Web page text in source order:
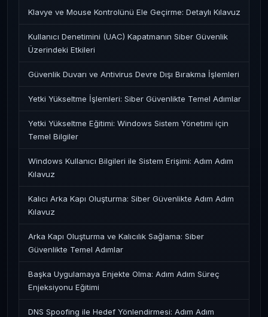
Klavye ve Mouse Kontrolünü Ele Geçirme: Detaylı Kılavuz
Kullanıcı Denetimini (UAC) Kapatmanın Siber Güvenlik
Üzerindeki Etkileri
Güvenlik Duvarı ve Antivirus Devre Dışı Bırakma İşlemleri
Yetki Yükseltme İşlemleri: Siber Güvenlikte Temel Adımlar
Yetki Yükseltme Eğitimi: Windows Sistem Yönetimi için
Temel Bilgiler
Windows Kullanıcı Bilgileri ile Sistem Erişimi: Adım Adım
Kılavuz
Kalıcı Arka Kapı Oluşturma: Siber Güvenlikte Adım Adım
Kılavuz
Arka Kapı Oluşturma ve Kalıcılık Sağlama: Siber
Güvenlikte Temel Adımlar
Başka Uygulamaya Enjekte Olma: Adım Adım Süreç
Enjeksiyonu Eğitimi
DNS Spoofing ile Hedef Yönlendirmesi: Adım Adım